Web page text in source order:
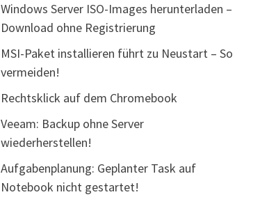
Windows Server ISO-Images herunterladen –
Download ohne Registrierung
MSI-Paket installieren führt zu Neustart – So
vermeiden!
Rechtsklick auf dem Chromebook
Veeam: Backup ohne Server
wiederherstellen!
Aufgabenplanung: Geplanter Task auf
Notebook nicht gestartet!